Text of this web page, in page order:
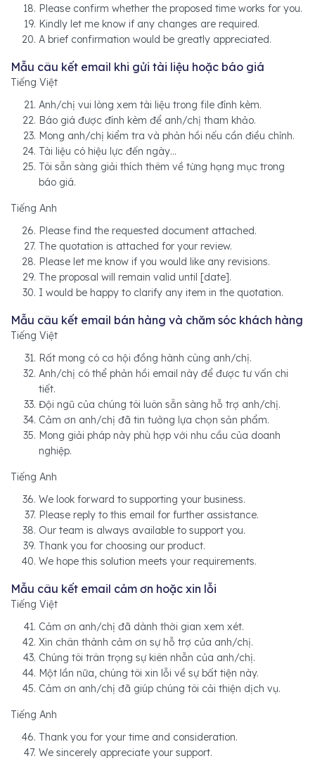
Please confirm whether the proposed time works for you.
Kindly let me know if any changes are required.
A brief confirmation would be greatly appreciated.
Mẫu câu kết email khi gửi tài liệu hoặc báo giá
Tiếng Việt
Anh/chị vui lòng xem tài liệu trong file đính kèm.
Báo giá được đính kèm để anh/chị tham khảo.
Mong anh/chị kiểm tra và phản hồi nếu cần điều chỉnh.
Tài liệu có hiệu lực đến ngày…
Tôi sẵn sàng giải thích thêm về từng hạng mục trong
báo giá.
Tiếng Anh
Please find the requested document attached.
The quotation is attached for your review.
Please let me know if you would like any revisions.
The proposal will remain valid until [date].
I would be happy to clarify any item in the quotation.
Mẫu câu kết email bán hàng và chăm sóc khách hàng
Tiếng Việt
Rất mong có cơ hội đồng hành cùng anh/chị.
Anh/chị có thể phản hồi email này để được tư vấn chi
tiết.
Đội ngũ của chúng tôi luôn sẵn sàng hỗ trợ anh/chị.
Cảm ơn anh/chị đã tin tưởng lựa chọn sản phẩm.
Mong giải pháp này phù hợp với nhu cầu của doanh
nghiệp.
Tiếng Anh
We look forward to supporting your business.
Please reply to this email for further assistance.
Our team is always available to support you.
Thank you for choosing our product.
We hope this solution meets your requirements.
Mẫu câu kết email cảm ơn hoặc xin lỗi
Tiếng Việt
Cảm ơn anh/chị đã dành thời gian xem xét.
Xin chân thành cảm ơn sự hỗ trợ của anh/chị.
Chúng tôi trân trọng sự kiên nhẫn của anh/chị.
Một lần nữa, chúng tôi xin lỗi về sự bất tiện này.
Cảm ơn anh/chị đã giúp chúng tôi cải thiện dịch vụ.
Tiếng Anh
Thank you for your time and consideration.
We sincerely appreciate your support.